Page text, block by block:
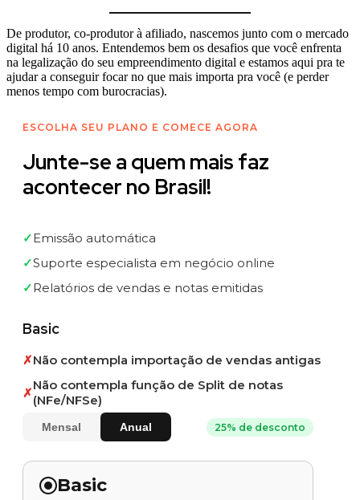
De produtor, co-produtor à afiliado, nascemos junto com o mercado
digital há 10 anos. Entendemos bem os desafios que você enfrenta
na legalização do seu empreendimento digital e estamos aqui pra te
ajudar a conseguir focar no que mais importa pra você (e perder
menos tempo com burocracias).
ESCOLHA SEU PLANO E COMECE AGORA
Junte-se a quem mais faz
acontecer no Brasil!
✓Emissão automática
✓Suporte especialista em negócio online
✓Relatórios de vendas e notas emitidas
Basic
✗Não contempla importação de vendas antigas
✗Não contempla função de Split de notas
(NFe/NFSe)
Mensal Anual 25% de desconto
Basic